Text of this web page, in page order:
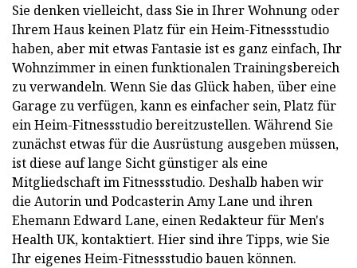
Sie denken vielleicht, dass Sie in Ihrer Wohnung oder
Ihrem Haus keinen Platz für ein Heim-Fitnessstudio
haben, aber mit etwas Fantasie ist es ganz einfach, Ihr
Wohnzimmer in einen funktionalen Trainingsbereich
zu verwandeln. Wenn Sie das Glück haben, über eine
Garage zu verfügen, kann es einfacher sein, Platz für
ein Heim-Fitnessstudio bereitzustellen. Während Sie
zunächst etwas für die Ausrüstung ausgeben müssen,
ist diese auf lange Sicht günstiger als eine
Mitgliedschaft im Fitnessstudio. Deshalb haben wir
die Autorin und Podcasterin Amy Lane und ihren
Ehemann Edward Lane, einen Redakteur für Men's
Health UK, kontaktiert. Hier sind ihre Tipps, wie Sie
Ihr eigenes Heim-Fitnessstudio bauen können.